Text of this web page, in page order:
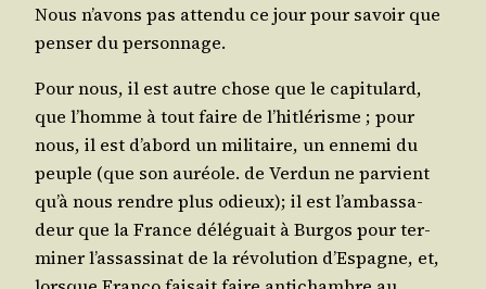
Nous n’a­vons pas atten­du ce jour pour savoir que
pen­ser du personnage.
Pour nous, il est autre chose que le capi­tu­lard,
que l’homme à tout faire de l’hit­lé­risme ; pour
nous, il est d’a­bord un mili­taire, un enne­mi du
peuple (que son auréole. de Ver­dun ne par­vient
qu’à nous rendre plus odieux); il est l’am­bas­sa­
deur que la France délé­guait à Bur­gos pour ter­
mi­ner l’as­sas­si­nat de la révo­lu­tion d’Es­pagne, et,